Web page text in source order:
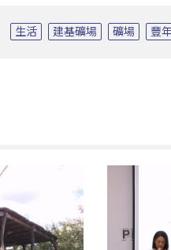
生活 建基礦場 礦場 豐